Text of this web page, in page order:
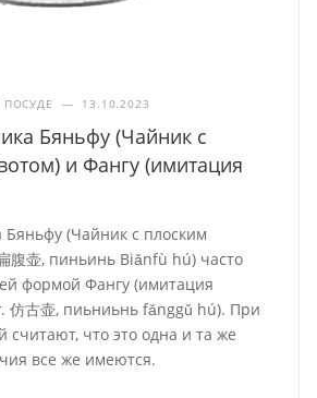
— 13.10.2023
Бяньфу (Чайник с
и Фангу (имитация
(Чайник с плоским
腹壶, пиньинь Biǎnfù hú) часто
формой Фангу (имитация
仿古壶, пиьниьнь fǎnggǔ hú). При
считают, что это одна и та же
все же имеются.